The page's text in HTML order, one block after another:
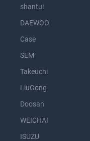
shantui
DAEWOO
Case
SEM
Takeuchi
LiuGong
Doosan
WEICHAI
ISUZU